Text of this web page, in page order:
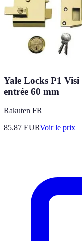
Yale Locks P1
entrée 60 mm
Rakuten FR
85.87 EURVoir le prix